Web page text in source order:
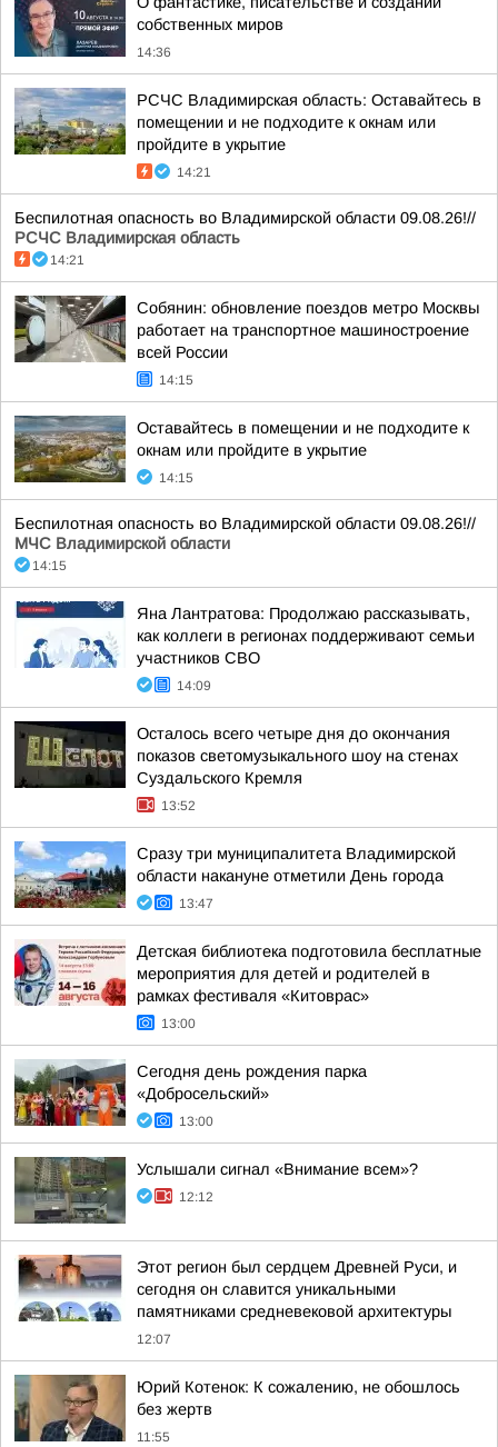
собственных миров
14:36
РСЧС Владимирская область: Оставайтесь в
помещении и не подходите к окнам или
пройдите в укрытие
14:21
Беспилотная опасность во Владимирской области 09.08.26!//
РСЧС Владимирская область
14:21
Собянин: обновление поездов метро Москвы
работает на транспортное машиностроение
всей России
14:15
Оставайтесь в помещении и не подходите к
окнам или пройдите в укрытие
14:15
Беспилотная опасность во Владимирской области 09.08.26!//
МЧС Владимирской области
14:15
Яна Лантратова: Продолжаю рассказывать,
как коллеги в регионах поддерживают семьи
участников СВО
14:09
Осталось всего четыре дня до окончания
показов светомузыкального шоу на стенах
Суздальского Кремля
13:52
Сразу три муниципалитета Владимирской
области накануне отметили День города
13:47
Детская библиотека подготовила бесплатные
мероприятия для детей и родителей в
рамках фестиваля «Китоврас»
13:00
Сегодня день рождения парка
«Добросельский»
13:00
Услышали сигнал «Внимание всем»?
12:12
Этот регион был сердцем Древней Руси, и
сегодня он славится уникальными
памятниками средневековой архитектуры
12:07
Юрий Котенок: К сожалению, не обошлось
без жертв
11:55